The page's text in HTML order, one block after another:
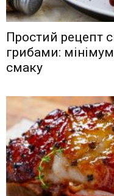
Простий рецепт
грибами:
смаку